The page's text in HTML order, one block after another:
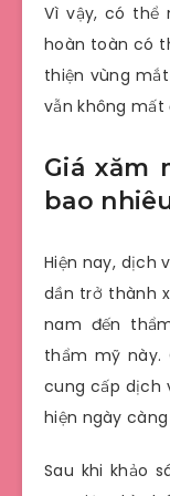
Vì vậy, có thể
hoàn toàn có
thiện vùng
vẫn không
Giá xăm
bao
Hiện nay, dịch
dần trở thành
nam đến
thẩm mỹ này.
cung cấp dịch
hiện ngày càng
Sau khi khảo